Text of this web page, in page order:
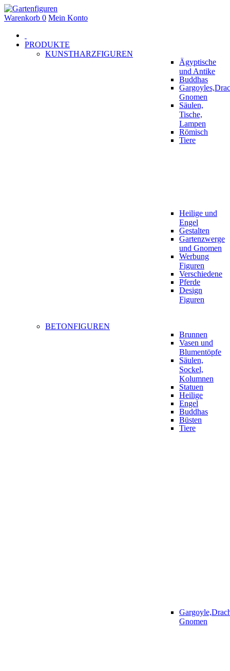
Warenkorb 0 Mein Konto
PRODUKTE
KUNSTHARZFIGUREN
Ägyptische
und Antike
Buddhas
Gnomen
Säulen,
Tische,
Lampen
Römisch
Tiere
Heilige und
Engel
Gestalten
Gartenzwerge
und Gnomen
Werbung
Figuren
Verschiedene
Pferde
Design
Figuren
BETONFIGUREN
Brunnen
Vasen und
Blumentöpfe
Säulen,
Sockel,
Kolumnen
Statuen
Heilige
Engel
Buddhas
Büsten
Tiere
Gnomen